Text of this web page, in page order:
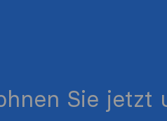
Sie jetzt